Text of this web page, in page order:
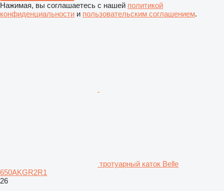
Нажимая, вы соглашаетесь с нашей политикой
конфиденциальности и пользовательским соглашением.
тротуарный каток Belle
650AKGR2R1
26